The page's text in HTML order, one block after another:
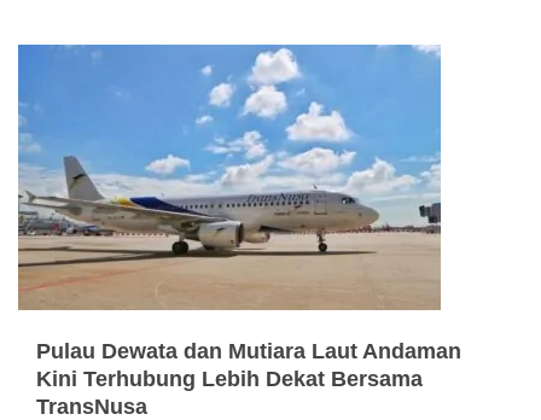
Pulau Dewata dan Mutiara Laut Andaman
Kini Terhubung Lebih Dekat Bersama
TransNusa